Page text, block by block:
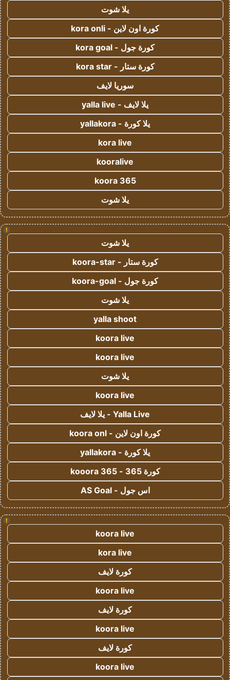
يلا شوت
كورة اون لاين - kora onli
كورة جول - kora goal
كورة ستار - kora star
سوريا لايف
يلا لايف - yalla live
يلا كورة - yallakora
kora live
kooralive
koora 365
يلا شوت
!
يلا شوت
كورة ستار - koora-star
كورة جول - koora-goal
يلا شوت
yalla shoot
koora live
koora live
يلا شوت
koora live
Yalla Live - يلا لايف
كورة اون لاين - koora onl
يلا كورة - yallakora
كورة 365 - kooora 365
اس جول - AS Goal
!
koora live
kora live
كورة لايف
koora live
كورة لايف
koora live
كورة لايف
koora live